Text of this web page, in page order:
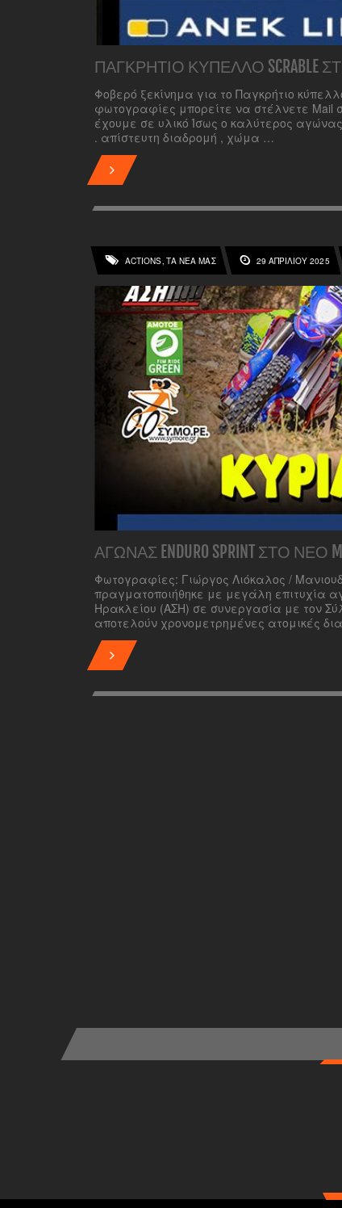
ΠΑΓΚΡΉΤΙΟ ΚΎΠΕΛΛΟ SCRABLE ΣΤΟ
Φοβερό ξεκίνημα για το Παγκρήτιο
φωτογραφίες μπορείτε να στέλνετε Mail
έχουμε σε υλικό Ίσως ο καλύτερος
. απίστευτη διαδρομή , χώμα …
ACTIONS,ΤΑ ΝΕΑ ΜΑΣ 29 ΑΠΡΙΛΊΟΥ 2025
ΑΓΏΝΑΣ ENDURO SPRINT ΣΤΟ ΝΈΟ
Φωτογραφίες: Γιώργος Λιόκαλος /
πραγματοποιήθηκε με μεγάλη επιτυχία
Ηρακλείου (ΑΣΗ) σε συνεργασία με τον
αποτελούν χρονομετρημένες ατομικές